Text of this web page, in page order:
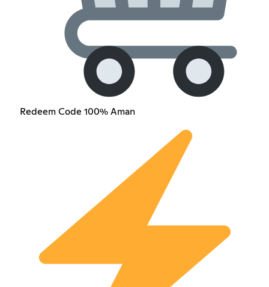
Redeem Code 100% Aman